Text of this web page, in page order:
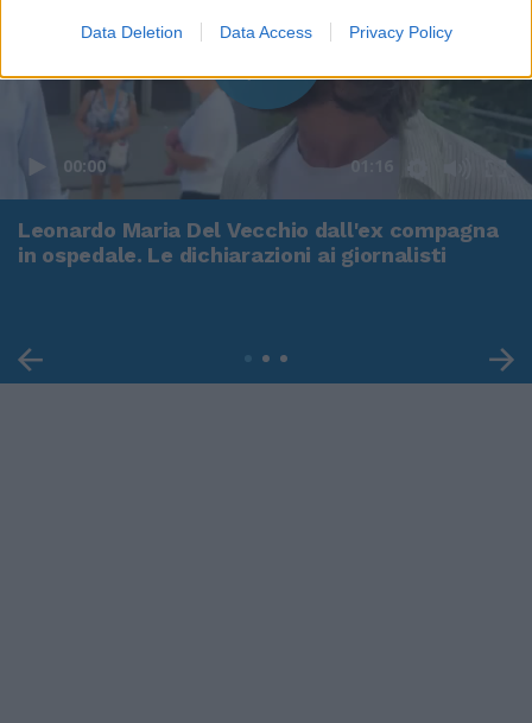
Data Deletion Data Access Privacy Policy
00:00 01:16
Leonardo Maria Del Vecchio dall'ex compagna
in ospedale. Le dichiarazioni ai giornalisti